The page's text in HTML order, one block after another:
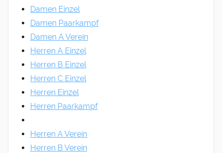
Damen Einzel
Damen Paarkampf
Damen A Verein
Herren A Einzel
Herren B Einzel
Herren C Einzel
Herren Einzel
Herren Paarkampf
Herren A Verein
Herren B Verein